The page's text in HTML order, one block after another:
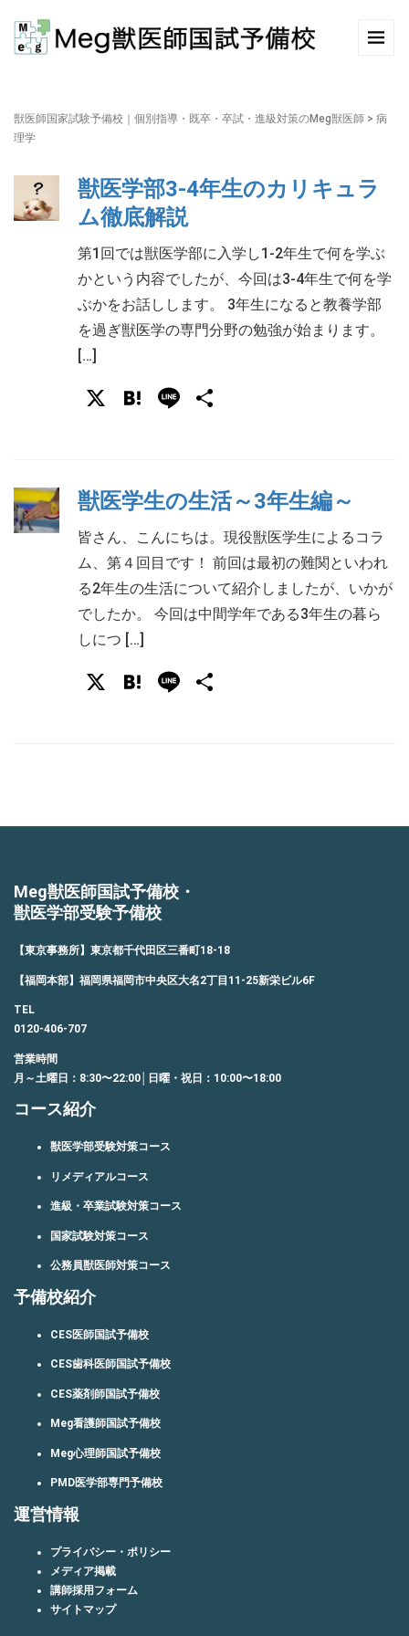
獣医師国家試験予備校｜個別指導・既卒・卒試・進級対策のMeg獣医師 > 病
理学
獣医学部3-4年生のカリキュラ
ム徹底解説
第1回では獣医学部に入学し1-2年生で何を学ぶ
かという内容でしたが、今回は3-4年生で何を学
ぶかをお話しします。 3年生になると教養学部
を過ぎ獣医学の専門分野の勉強が始まります。
[…]
X Hatena
Line
獣医学生の生活～3年生編～
皆さん、こんにちは。現役獣医学生によるコラ
ム、第４回目です！ 前回は最初の難関といわれ
る2年生の生活について紹介しましたが、いかが
でしたか。 今回は中間学年である3年生の暮ら
しにつ […]
X Hatena
Line
Meg獣医師国試予備校・
獣医学部受験予備校
【東京事務所】東京都千代田区三番町18-18
【福岡本部】福岡県福岡市中央区大名2丁目11-25新栄ビル6F
TEL
0120-406-707
営業時間
月～土曜日：8:30〜22:00│日曜・祝日：10:00〜18:00
コース紹介
獣医学部受験対策コース
リメディアルコース
進級・卒業試験対策コース
国家試験対策コース
公務員獣医師対策コース
予備校紹介
CES医師国試予備校
CES歯科医師国試予備校
CES薬剤師国試予備校
Meg看護師国試予備校
Meg心理師国試予備校
PMD医学部専門予備校
運営情報
プライバシー・ポリシー
メディア掲載
講師採用フォーム
サイトマップ